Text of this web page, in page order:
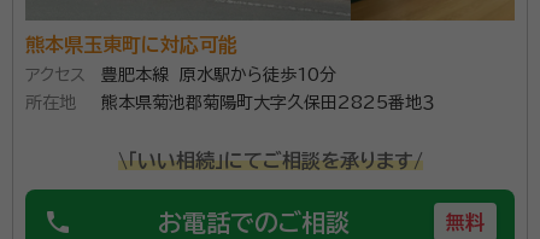
熊本県玉東町に対応可能
アクセス
豊肥本線 原水駅から徒歩10分
所在地
熊本県菊池郡菊陽町大字久保田2825番地３
\「いい相続」にてご相談を承ります/
phone お電話でのご相談 無料